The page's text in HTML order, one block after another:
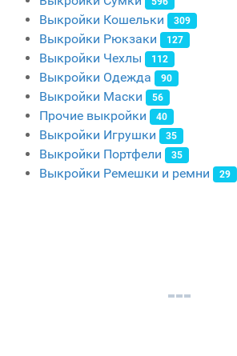
Выкройки Кошельки 309
Выкройки Рюкзаки 127
Выкройки Чехлы 112
Выкройки Одежда 90
Выкройки Маски 56
Прочие выкройки 40
Выкройки Игрушки 35
Выкройки Портфели 35
Выкройки Ремешки и ремни 29